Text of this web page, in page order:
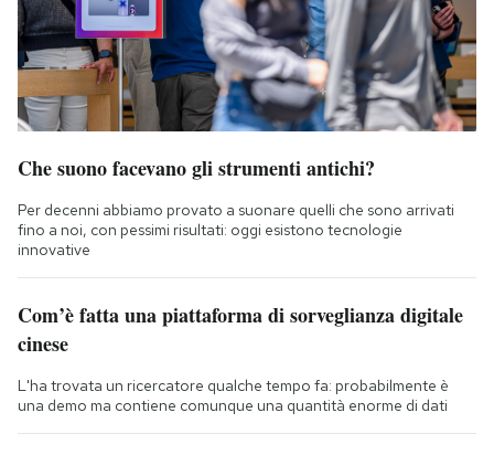
Che suono facevano gli strumenti antichi?
Per decenni abbiamo provato a suonare quelli che sono arrivati
fino a noi, con pessimi risultati: oggi esistono tecnologie
innovative
Com’è fatta una piattaforma di sorveglianza digitale
cinese
L'ha trovata un ricercatore qualche tempo fa: probabilmente è
una demo ma contiene comunque una quantità enorme di dati